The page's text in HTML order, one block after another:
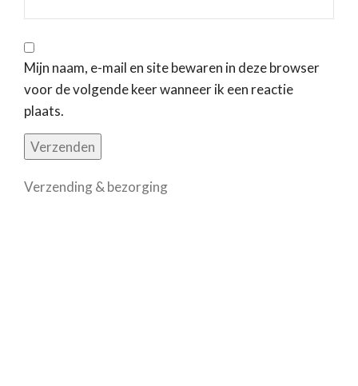
Mijn naam, e-mail en site bewaren in deze browser
voor de volgende keer wanneer ik een reactie
plaats.
Verzending & bezorging